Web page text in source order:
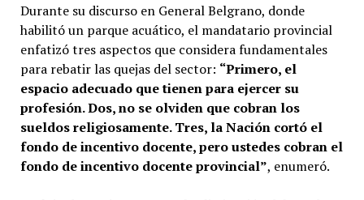
Durante su discurso en General Belgrano, donde
habilitó un parque acuático, el mandatario provincial
enfatizó tres aspectos que considera fundamentales
para rebatir las quejas del sector: “Primero, el
espacio adecuado que tienen para ejercer su
profesión. Dos, no se olviden que cobran los
sueldos religiosamente. Tres, la Nación cortó el
fondo de incentivo docente, pero ustedes cobran el
fondo de incentivo docente provincial”, enumeró.